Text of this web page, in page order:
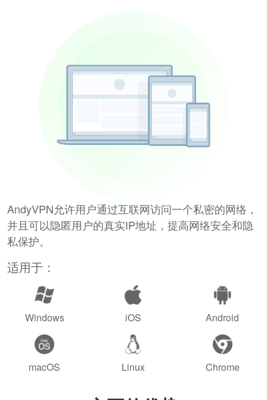
AndyVPN允许用户通过互联网访问一个私密的网络，
并且可以隐匿用户的真实IP地址，提高网络安全和隐
私保护。
适用于：
Windows iOS Android
macOS Linux Chrome